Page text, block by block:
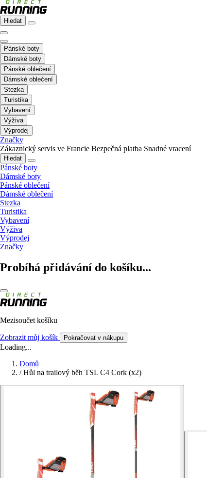
Hledat
Pánské boty
Dámské boty
Pánské oblečení
Dámské oblečení
Stezka
Turistika
Vybavení
Výživa
Výprodej
Značky
Zákaznický servis ve Francie Bezpečná platba Snadné vracení
Hledat
Pánské boty
Dámské boty
Pánské oblečení
Dámské oblečení
Stezka
Turistika
Vybavení
Výživa
Výprodej
Značky
Probíhá přidávání do košíku...
Mezisoučet košíku
Zobrazit můj košík Pokračovat v nákupu
Loading...
Domů
/ Hůl na trailový běh TSL C4 Cork (x2)